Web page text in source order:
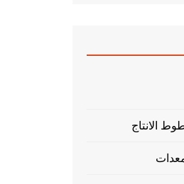
الانتاج